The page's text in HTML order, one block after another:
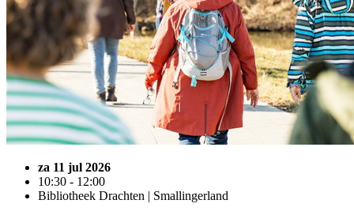
za 11 jul 2026
10:30 - 12:00
Bibliotheek Drachten | Smallingerland